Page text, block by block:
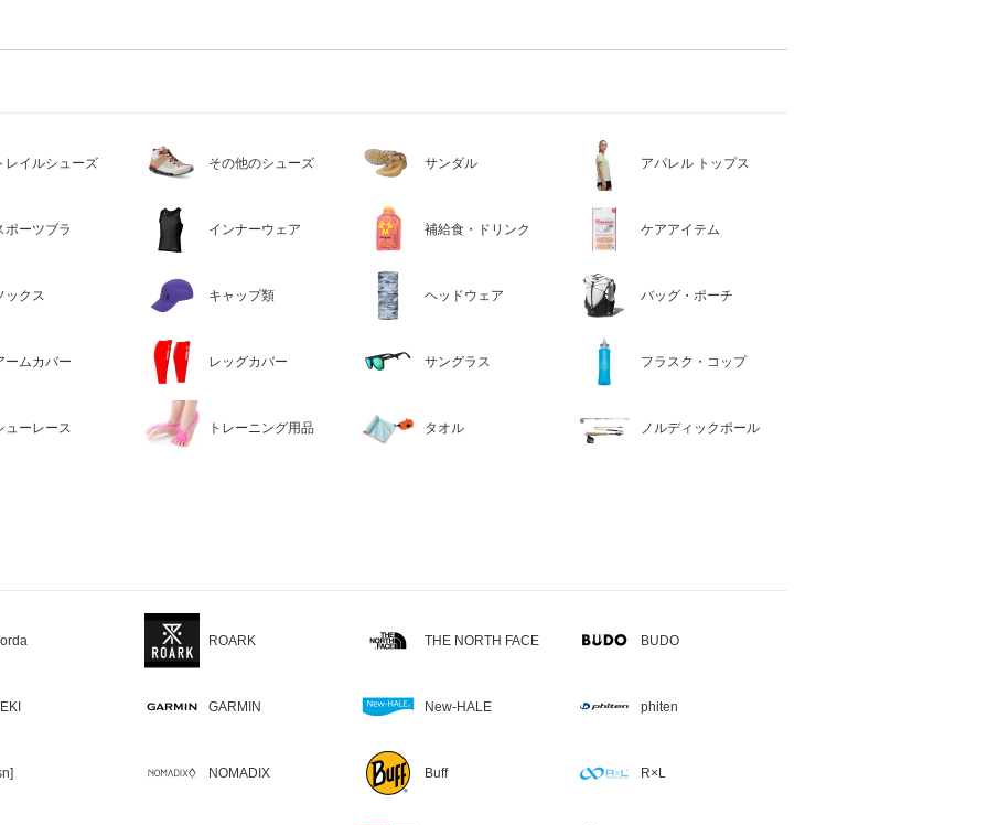
レイルシューズ その他のシューズ サンダル アパレル トップス
ポーツブラ インナーウェア 補給食・ドリンク ケアアイテム
ックス キャップ類 ヘッドウェア バッグ・ポーチ
ームカバー レッグカバー サングラス フラスク・コップ
ューレース トレーニング用品 タオル ノルディックポール
ROARK THE NORTH FACE BUDO
GARMIN New-HALE phiten
NOMADIX Buff R×L